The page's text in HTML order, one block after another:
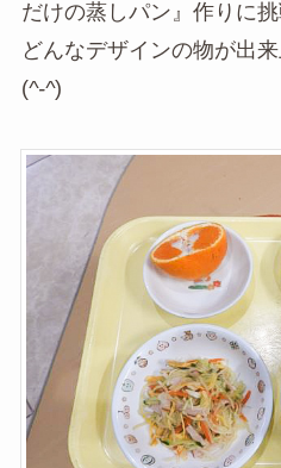
だけの蒸しパン』作りに
どんなデザインの物が出
(^-^)